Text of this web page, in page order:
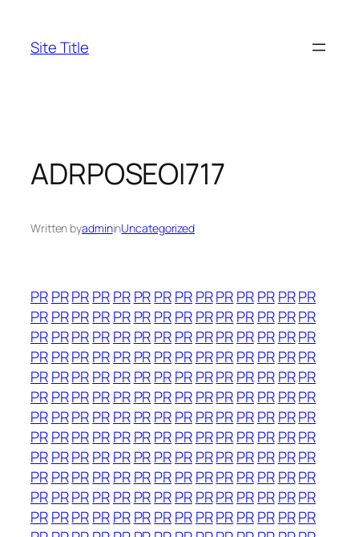
content
Site Title
ADRPOSEOI717
Written byadmininUncategorized
PRPRPRPRPR PRPRPRPRPRPRPR PRPR
PRPRPRPRPR PRPRPRPRPRPRPR PRPR
PRPRPRPRPR PRPRPRPRPRPRPR PRPR
PRPRPRPRPR PRPRPRPRPRPRPR PRPR
PRPRPRPRPR PRPRPRPRPRPRPR PRPR
PRPRPRPRPR PRPRPRPRPRPRPR PRPR
PRPRPRPRPR PRPRPRPRPRPRPR PRPR
PRPRPRPRPR PRPRPRPRPRPRPR PRPR
PRPRPRPRPR PRPRPRPRPRPRPR PRPR
PRPRPRPRPR PRPRPRPRPRPRPR PRPR
PRPRPRPRPR PRPRPRPRPRPRPR PRPR
PRPRPRPRPR PRPRPRPRPRPRPR PRPR